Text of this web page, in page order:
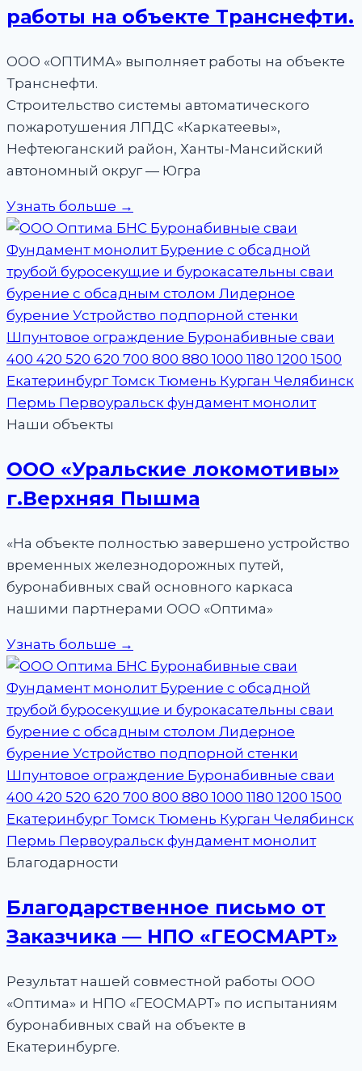
работы на объекте Транснефти.
ООО «ОПТИМА» выполняет работы на объекте
Транснефти.
Строительство системы автоматического
пожаротушения ЛПДС «Каркатеевы»,
Нефтеюганский район, Ханты-Мансийский
автономный округ — Югра
Узнать больше →
Наши объекты
ООО «Уральские локомотивы»
г.Верхняя Пышма
«На объекте полностью завершено устройство
временных железнодорожных путей,
буронабивных свай основного каркаса
нашими партнерами ООО «Оптима»
Узнать больше →
Благодарности
Благодарственное письмо от
Заказчика — НПО «ГЕОСМАРТ»
Результат нашей совместной работы ООО
«Оптима» и НПО «ГЕОСМАРТ» по испытаниям
буронабивных свай на объекте в
Екатеринбурге.